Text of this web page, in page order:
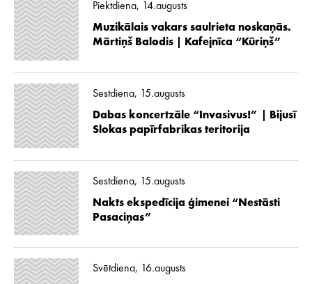
Piektdiena, 14.augusts
Muzikālais vakars saulrieta noskaņās.
Mārtiņš Balodis | Kafejnīca “Kūriņš”
Sestdiena, 15.augusts
Dabas koncertzāle “Invasivus!” | Bijusī
Slokas papīrfabrikas teritorija
Sestdiena, 15.augusts
Nakts ekspedīcija ģimenei “Nestāsti
Pasaciņas”
Svētdiena, 16.augusts